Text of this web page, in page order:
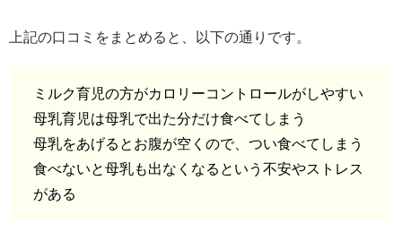
上記の口コミをまとめると、以下の通りです。
ミルク育児の方がカロリーコントロールがしやすい
母乳育児は母乳で出た分だけ食べてしまう
母乳をあげるとお腹が空くので、つい食べてしまう
食べないと母乳も出なくなるという不安やストレス
がある